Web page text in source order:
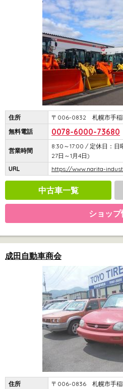
住所
〒006-0832 札幌市手稲
無料電話
0078-6000-73680
営業時間
8:30～17:00 / 定休日：日
27日～1月4日)
URL
https://www.narita-
中古車一覧
ショップ
成田自動車商会
住所
〒006-0836 札幌市手稲